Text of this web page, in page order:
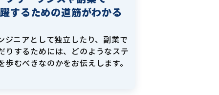
するための道筋がわかる
ジニアとして独立したり、副業で
りするためには、どのようなステ
歩むべきなのかをお伝えします。